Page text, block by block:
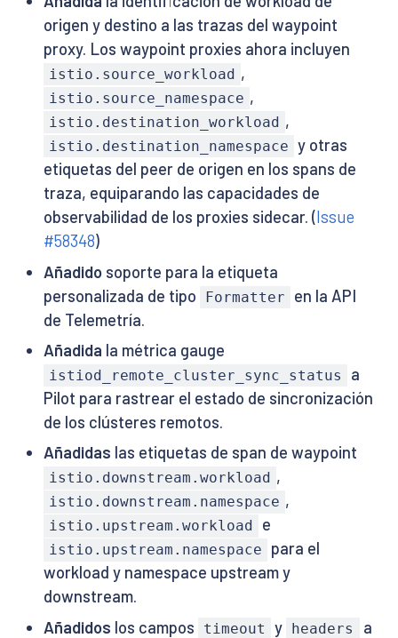
origen y destino a las trazas del waypoint
proxy. Los waypoint proxies ahora incluyen
istio.source_workload ,
istio.source_namespace ,
istio.destination_workload ,
istio.destination_namespace y otras
etiquetas del peer de origen en los spans de
traza, equiparando las capacidades de
observabilidad de los proxies sidecar. (Issue
#58348)
Añadidosoporte para la etiqueta
personalizada de tipo
Formatter
en la API
de Telemetría.
Añadida la métrica gauge
istiod_remote_cluster_sync_status
a
Pilot para rastrear el estado de sincronización
de los clústeres remotos.
Añadidas las etiquetas de span de waypoint
istio.downstream.workload ,
istio.downstream.namespace ,
istio.upstream.workload e
istio.upstream.namespace
para el
workload y namespace upstream y
downstream.
Añadidos los campos timeout y headers a